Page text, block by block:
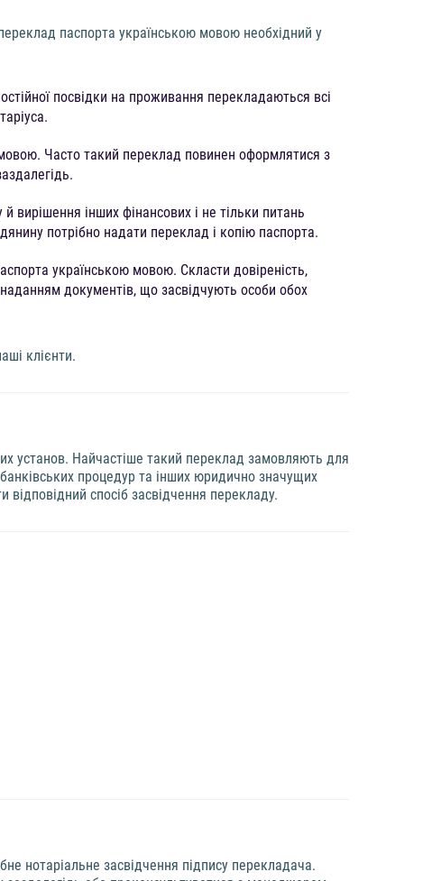
паспорта українською мовою необхідний у
посвідки на проживання перекладаються всі
Часто такий переклад повинен оформлятися з
вирішення інших фінансових і не тільки питань
потрібно надати переклад і копію паспорта.
українською мовою. Скласти довіреність,
документів, що засвідчують особи обох
клієнти.
установ. Найчастіше такий переклад замовляють для
процедур та інших юридично значущих
спосіб засвідчення перекладу.
нотаріальне засвідчення підпису перекладача.